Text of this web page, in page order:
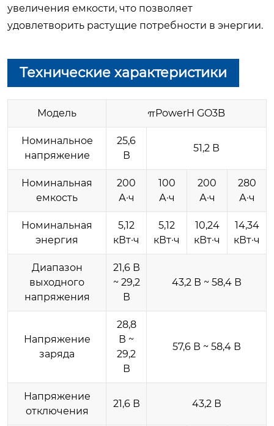
увеличения емкости, что позволяет
удовлетворить растущие потребности в энергии.
Технические характеристики
Модель πPowerH GO3B
Номинальное
напряжение
25,6
В
51,2 В
Номинальная
емкость
200
А·ч
100
А·ч
200
А·ч
280
А·ч
Номинальная
энергия
5,12
кВт·ч
5,12
кВт·ч
10,24
кВт·ч
14,34
кВт·ч
Диапазон
выходного
напряжения
21,6 В
~ 29,2
В
43,2 В ~ 58,4 В
Напряжение
заряда
28,8
В ~
29,2
В
57,6 В ~ 58,4 В
Напряжение
отключения
21,6 В 43,2 В